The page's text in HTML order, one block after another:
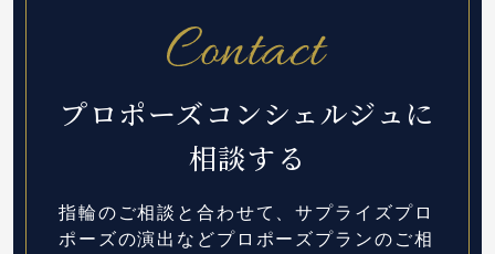
プロポーズコンシェルジュに
相談する
指輪のご相談と合わせて、サプライズプロ
ポーズの演出などプロポーズプランのご相